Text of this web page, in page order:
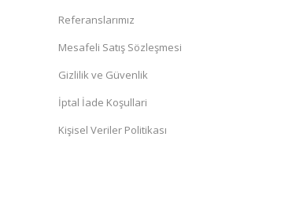
Referanslarımız
Mesafeli Satış Sözleşmesi
Gizlilik ve Güvenlik
İptal İade Koşullari
Kişisel Veriler Politikası